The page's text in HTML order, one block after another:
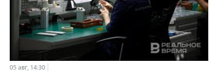
05 авг, 14:30